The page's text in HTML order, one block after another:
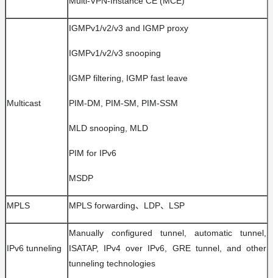
Multicast
IGMPv1/v2/v3 and IGMP proxy
IGMPv1/v2/v3 snooping
IGMP filtering, IGMP fast leave
PIM-DM, PIM-SM, PIM-SSM
MLD snooping, MLD
PIM for IPv6
MSDP
MPLS MPLS forwarding、LDP、LSP
IPv6 tunneling
Manually configured tunnel, automatic tunnel,
ISATAP, IPv4 over IPv6, GRE tunnel, and other
tunneling technologies